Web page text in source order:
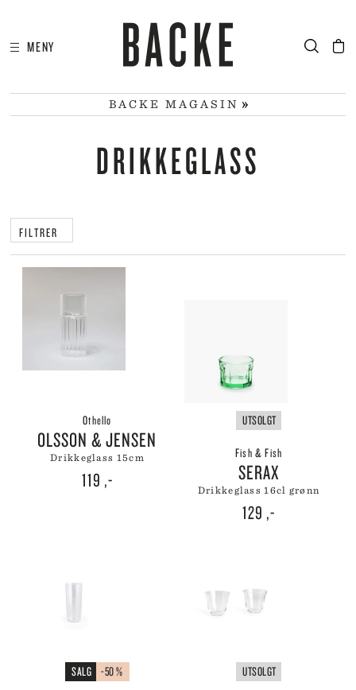
MENY
BACKE MAGASIN
DRIKKEGLASS
FILTRER
Othello
OLSSON & JENSEN
drikkeglass 15cm
119 ,-
UTSOLGT
Fish & Fish
SERAX
drikkeglass 16cl grønn
129 ,-
SALG -50 % UTSOLGT